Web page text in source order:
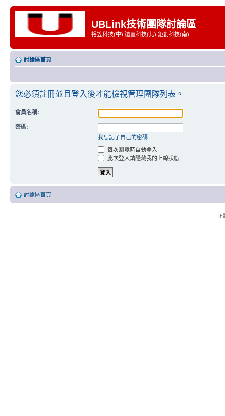
UBLink技術團隊討論區
裕笠科技(中),遠豐科技(北),鉅創科技(南)
討論區首頁
您必須註冊並且登入後才能檢視管理團隊列表。
會員名稱:
密碼:
我忘記了自己的密碼
每次瀏覽時自動登入
此次登入請隱藏我的上線狀態
討論區首頁
正